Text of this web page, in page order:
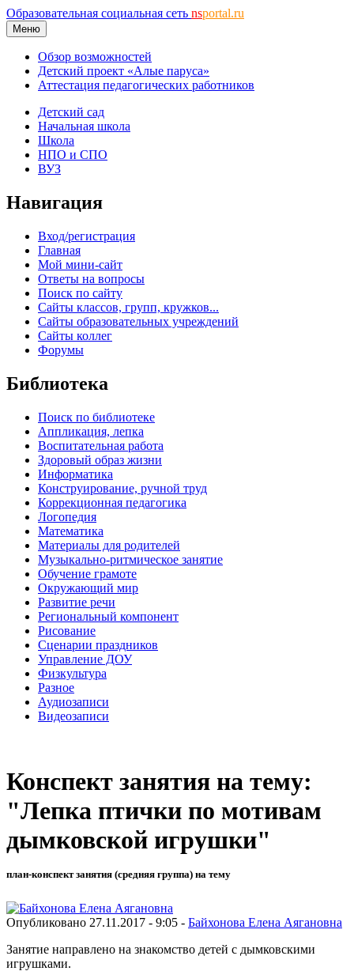
Образовательная социальная сеть nsportal.ru
Меню
Обзор возможностей
Детский проект «Алые паруса»
Аттестация педагогических работников
Детский сад
Начальная школа
Школа
НПО и СПО
ВУЗ
Навигация
Вход/регистрация
Главная
Мой мини-сайт
Ответы на вопросы
Поиск по сайту
Сайты классов, групп, кружков...
Сайты образовательных учреждений
Сайты коллег
Форумы
Библиотека
Поиск по библиотеке
Аппликация, лепка
Воспитательная работа
Здоровый образ жизни
Информатика
Конструирование, ручной труд
Коррекционная педагогика
Логопедия
Математика
Материалы для родителей
Музыкально-ритмическое занятие
Обучение грамоте
Окружающий мир
Развитие речи
Региональный компонент
Рисование
Сценарии праздников
Управление ДОУ
Физкультура
Разное
Аудиозаписи
Видеозаписи
Конспект занятия на тему:
"Лепка птички по мотивам
дымковской игрушки"
план-конспект занятия (средняя группа) на тему
Опубликовано 27.11.2017 - 9:05 - Байхонова Елена Аягановна
Занятие направлено на знакомство детей с дымковскими
игрушками.